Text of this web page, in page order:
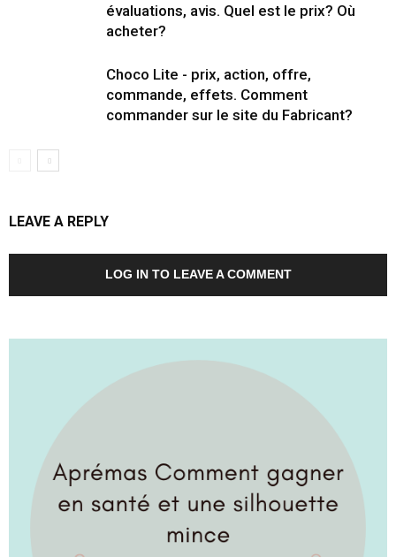
évaluations, avis. Quel est le prix? Où
acheter?
Choco Lite - prix, action, offre,
commande, effets. Comment
commander sur le site du Fabricant?
LEAVE A REPLY
LOG IN TO LEAVE A COMMENT